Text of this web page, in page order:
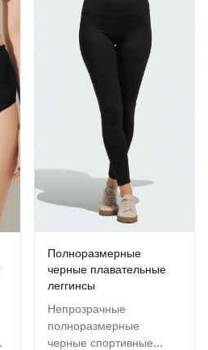
Полноразмерные
черные плавательные
леггинсы
Непрозрачные
полноразмерные
черные спортивные